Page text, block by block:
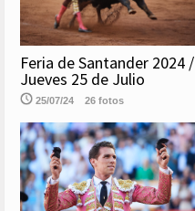
Feria de Santander 2024 /
Jueves 25 de Julio
25/07/24 26 fotos